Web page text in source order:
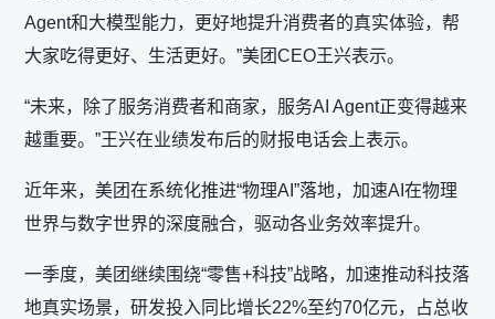
Agent和大模型能力，更好地提升消费者的真实体验，帮
大家吃得更好、生活更好。”美团CEO王兴表示。
“未来，除了服务消费者和商家，服务AI Agent正变得越来
越重要。”王兴在业绩发布后的财报电话会上表示。
近年来，美团在系统化推进“物理AI”落地，加速AI在物理
世界与数字世界的深度融合，驱动各业务效率提升。
一季度，美团继续围绕“零售+科技”战略，加速推动科技落
地真实场景，研发投入同比增长22%至约70亿元，占总收